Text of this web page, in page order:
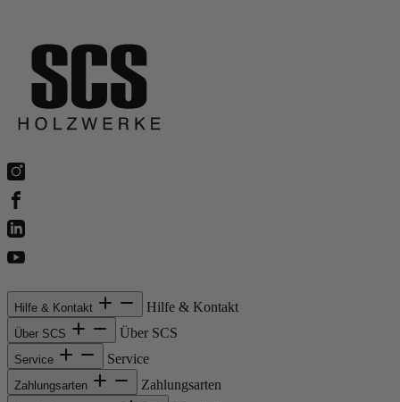
Hilfe & Kontakt Hilfe & Kontakt
Über SCS Über SCS
Service Service
Zahlungsarten Zahlungsarten